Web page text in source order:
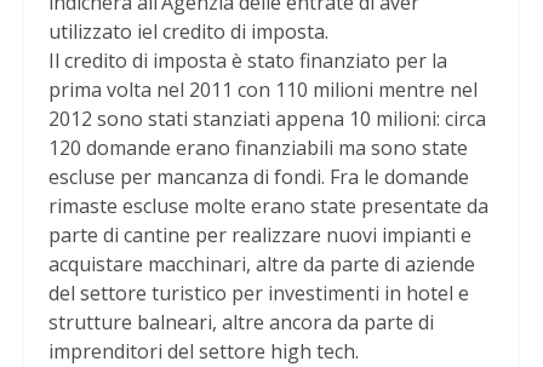
utilizzato iel credito di imposta.
Il credito di imposta è stato finanziato per la
prima volta nel 2011 con 110 milioni mentre nel
2012 sono stati stanziati appena 10 milioni: circa
120 domande erano finanziabili ma sono state
escluse per mancanza di fondi. Fra le domande
rimaste escluse molte erano state presentate da
parte di cantine per realizzare nuovi impianti e
acquistare macchinari, altre da parte di aziende
del settore turistico per investimenti in hotel e
strutture balneari, altre ancora da parte di
imprenditori del settore high tech.